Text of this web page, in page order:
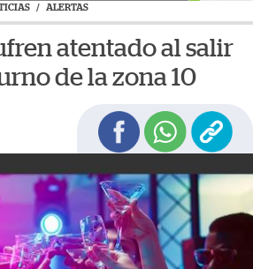
/ ALERTAS
atentado al salir
de la zona 10